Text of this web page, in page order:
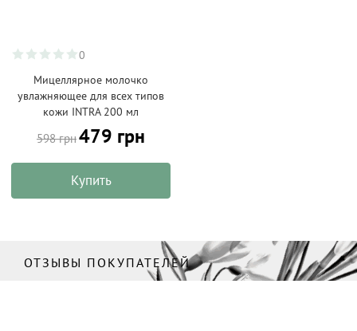
0
Мицеллярное молочко
увлажняющее для всех типов
кожи INTRA 200 мл
598 грн479 грн
Купить
ОТЗЫВЫ ПОКУПАТЕЛЕЙ